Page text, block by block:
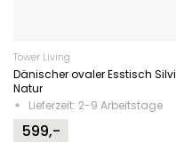
Tower Living
Dänischer ovaler Esstisch Silvi
Natur
Lieferzeit: 2-9 Arbeitstage
599,-